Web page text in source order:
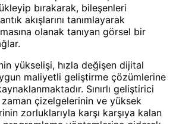
bırakarak, bileşenleri
akışlarını tanımlayarak
olanak tanıyan görsel bir
yükselişi, hızla değişen dijital
maliyetli geliştirme çözümlerine
Sınırlı geliştirici
zaman çizelgelerinin ve yüksek
zorluklarıyla karşı karşıya kalan